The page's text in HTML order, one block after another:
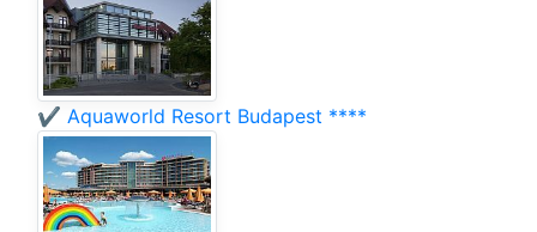
✔️ Aquaworld Resort Budapest ****